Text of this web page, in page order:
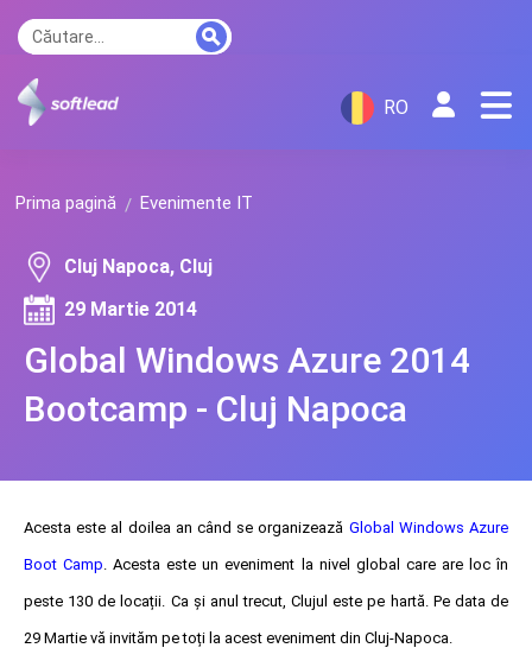
RO
Prima pagină Evenimente IT
Global Windows Azure 2014
Bootcamp - Cluj Napoca
Cluj Napoca, Cluj
29 Martie 2014
Acesta este al doilea an când se organizează Global Windows Azure
Boot Camp. Acesta este un eveniment la nivel global care are loc în
peste 130 de locații. Ca și anul trecut, Clujul este pe hartă. Pe data de
29 Martie vă invităm pe toți la acest eveniment din Cluj-Napoca.